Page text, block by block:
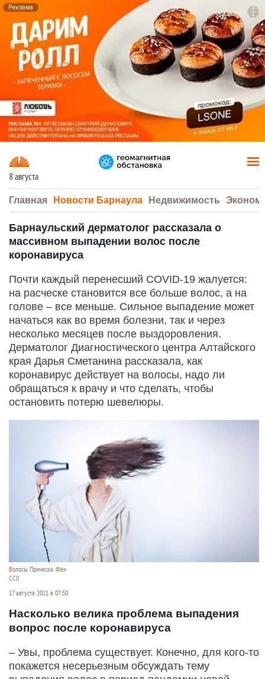
Реклама
8 августа
Главная Новости Барнаула Недвижимость
Барнаульский дерматолог рассказала о
массивном выпадении волос после
коронавируса
Почти каждый перенесший COVID-19 жалуется:
на расческе становится все больше волос, а на
голове – все меньше. Сильное выпадение может
начаться как во время болезни, так и через
несколько месяцев после выздоровления.
Дерматолог Диагностического центра Алтайского
края Дарья Сметанина рассказала, как
коронавирус действует на волосы, надо ли
обращаться к врачу и что сделать, чтобы
остановить потерю шевелюры.
Волосы. Прическа. Фен
СС0
17 августа 2021 в 07:50
Насколько велика проблема выпадения
вопрос после коронавируса
– Увы, проблема существует. Конечно, для кого-то
покажется несерьезным обсуждать тему